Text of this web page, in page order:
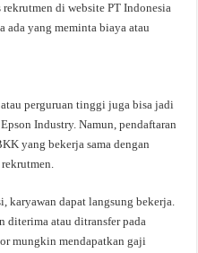
di website PT Indonesia
yang meminta biaya atau
perguruan tinggi juga bisa jadi
Industry. Namun, pendaftaran
yang bekerja sama dengan
karyawan dapat langsung bekerja.
diterima atau ditransfer pada
mungkin mendapatkan gaji